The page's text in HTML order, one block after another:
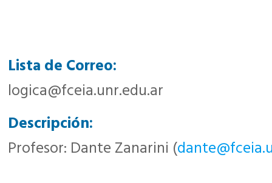
Lista de Correo:
logica@fceia.unr.edu.ar
Descripción:
Profesor: Dante Zanarini (